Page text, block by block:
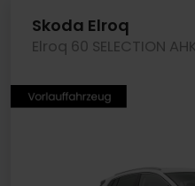
Skoda Elroq
Elroq 60 SELECTION